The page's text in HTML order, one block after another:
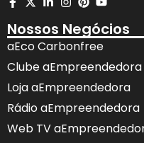
Nossos Negócios
aEco Carbonfree
Clube
Loja aEmpreendedora
Rádio aEmpreendedora
Web TV